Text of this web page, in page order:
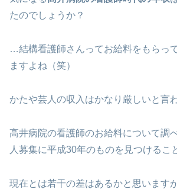
たのでしょうか？
…結構看護師さんってお給料をもらっ
ますよね（笑）
かたや芸人の収入はかなり厳しいと言
高井病院の看護師のお給料について調
人募集に平成30年のものを見つけるこ
現在とは若干の差はあるかと思います